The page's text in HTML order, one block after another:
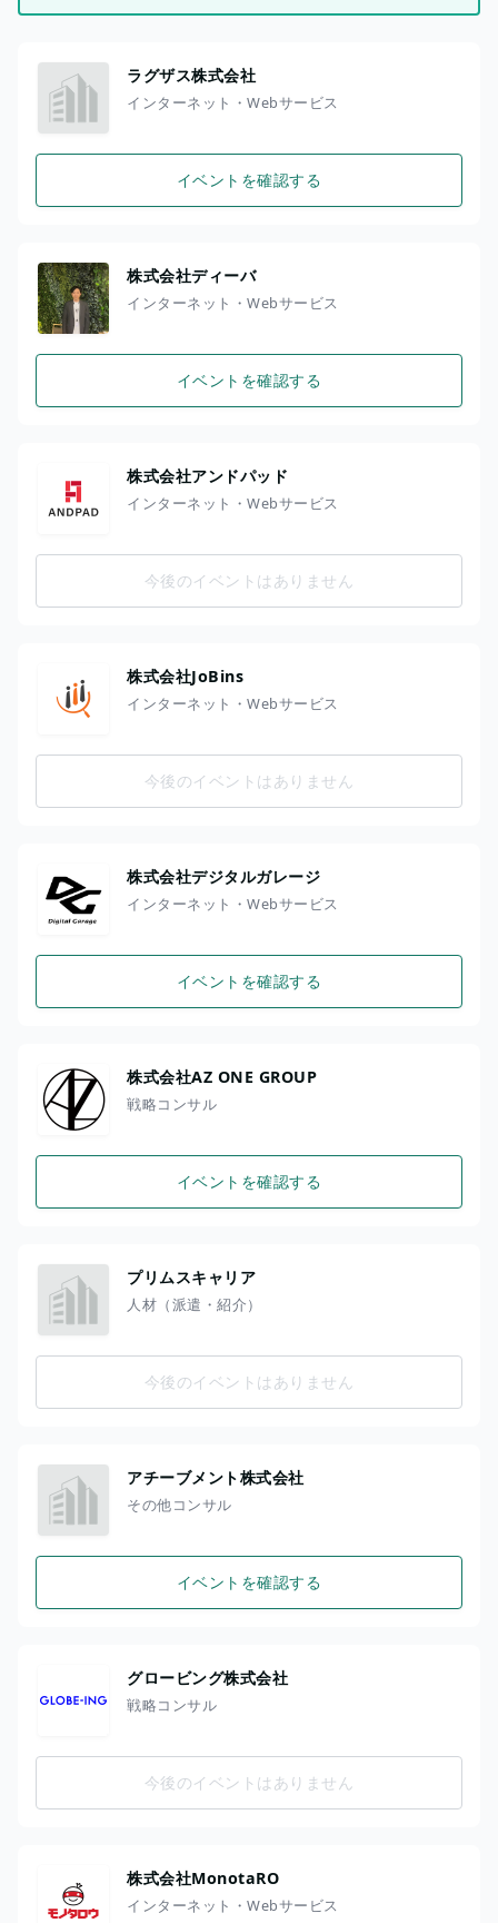
ラグザス株式会社
インターネット・Webサービス
イベントを確認する
株式会社ディーバ
インターネット・Webサービス
イベントを確認する
株式会社アンドパッド
インターネット・Webサービス
今後のイベントはありません
株式会社JoBins
インターネット・Webサービス
今後のイベントはありません
株式会社デジタルガレージ
インターネット・Webサービス
イベントを確認する
株式会社AZ ONE GROUP
戦略コンサル
イベントを確認する
プリムスキャリア
人材（派遣・紹介）
今後のイベントはありません
アチーブメント株式会社
その他コンサル
イベントを確認する
グロービング株式会社
戦略コンサル
今後のイベントはありません
株式会社MonotaRO
インターネット・Webサービス